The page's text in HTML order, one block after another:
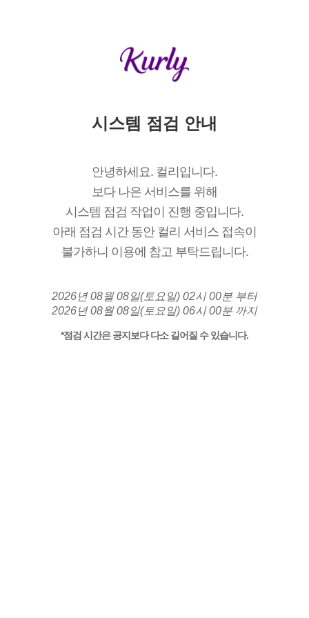
시스템 점검 안내
안녕하세요. 컬리입니다.
보다 나은 서비스를 위해
시스템 점검 작업이 진행 중입니다.
아래 점검 시간 동안 컬리 서비스 접속이
불가하니 이용에 참고 부탁드립니다.
2026년 08월 08일(토요일) 02시 00분 부터
2026년 08월 08일(토요일) 06시 00분 까지
*점검 시간은 공지보다 다소 길어질 수 있습니다.